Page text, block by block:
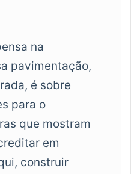
na
pavimentação,
é sobre
para o
que mostram
em
construir